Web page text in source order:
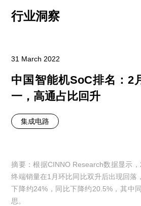
行业洞察
31 March 2022
中国智能机SoC排名：2
一，高通占比回升
集成电路
摘要：根据CINNO Research数据显示
终端销量在1月环比同比双升后出现回落
下降约24%，同比下降约20.5%，其中
思。